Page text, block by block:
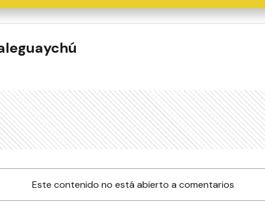
Este contenido no está abierto a comentarios